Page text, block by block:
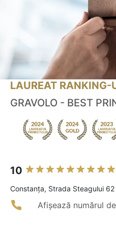
LAUREAT RANKING-
GRAVOLO - BEST
10
Constanţa, Strada Steagului 62
Afișează numărul